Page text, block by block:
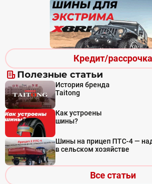
Кредит/рассрочка
Полезные статьи
История бренда
Taitong
Как устроены
шины?
Шины на прицеп ПТС-4 —
в сельском хозяйстве
Все статьи